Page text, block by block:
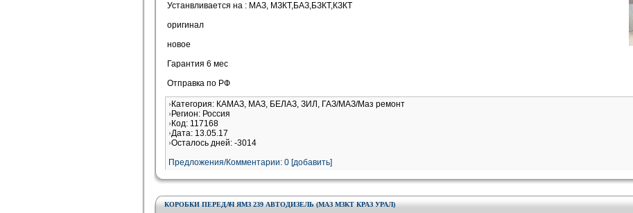
Устанвливается на : МАЗ, МЗКТ,БАЗ,БЗКТ,КЗКТ
оригинал
новое
Гарантия 6 мес
Отправка по РФ
Категория: КАМАЗ, МАЗ, БЕЛАЗ, ЗИЛ, ГАЗ/МАЗ/Маз ремонт
Регион: Россия
Код: 117168
Дата: 13.05.17
Осталось дней: -3014
Предложения/Комментарии: 0 [добавить]
КОРОБКИ ПЕРЕДАЧ ЯМЗ 239 АВТОДИЗЕЛЬ (МАЗ МЗКТ КРАЗ УРАЛ)